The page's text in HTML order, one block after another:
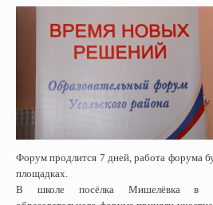
Форум продлится 7 дней, работа форума
площадках.
В школе посёлка Мишелёвка в